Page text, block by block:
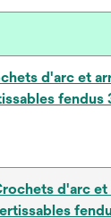
d'arc et
d'arc et